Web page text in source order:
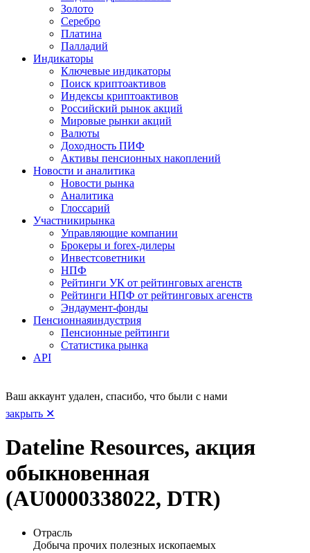
Золото
Серебро
Платина
Палладий
Индикаторы
Ключевые индикаторы
Поиск криптоактивов
Индексы криптоактивов
Российский рынок акций
Мировые рынки акций
Валюты
Доходность ПИФ
Активы пенсионных накоплений
Новости и аналитика
Новости рынка
Аналитика
Глоссарий
Участникирынка
Управляющие компании
Брокеры и forex-дилеры
Инвестсоветники
НПФ
Рейтинги УК от рейтинговых агенств
Рейтинги НПФ от рейтинговых агенств
Эндаумент-фонды
Пенсионнаяиндустрия
Пенсионные рейтинги
Статистика рынка
API
Ваш аккаунт удален, спасибо, что были с нами
закрыть ✕
Dateline Resources, акция
обыкновенная
(AU0000338022, DTR)
Отрасль
Добыча прочих полезных ископаемых